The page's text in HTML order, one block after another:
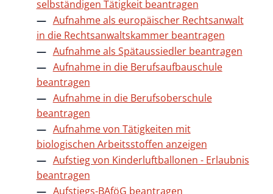
selbständigen Tätigkeit beantragen
Aufnahme als europäischer Rechtsanwalt
in die Rechtsanwaltskammer beantragen
Aufnahme als Spätaussiedler beantragen
Aufnahme in die Berufsaufbauschule
beantragen
Aufnahme in die Berufsoberschule
beantragen
Aufnahme von Tätigkeiten mit
biologischen Arbeitsstoffen anzeigen
Aufstieg von Kinderluftballonen - Erlaubnis
beantragen
Aufstiegs-BAföG beantragen